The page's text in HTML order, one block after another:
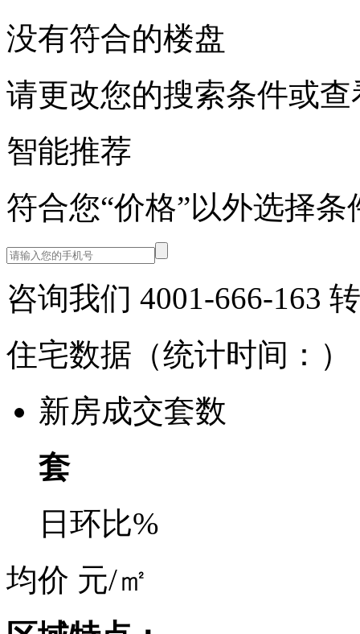
没有符合的楼盘
请更改您的搜索条件或查
智能推荐
符合您“价格”以外选择条
咨询我们 4001-666-163 转
住宅数据 （统计时间： ）
新房成交套数
套
日环比%
均价 元/㎡